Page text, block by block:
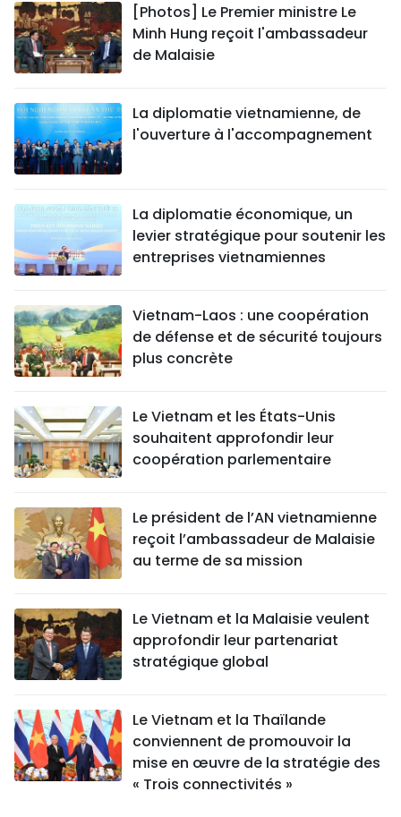
[Photos] Le Premier ministre Le
Minh Hung reçoit l'ambassadeur
de Malaisie
La diplomatie vietnamienne, de
l'ouverture à l'accompagnement
La diplomatie économique, un
levier stratégique pour soutenir les
entreprises vietnamiennes
Vietnam-Laos : une coopération
de défense et de sécurité toujours
plus concrète
Le Vietnam et les États-Unis
souhaitent approfondir leur
coopération parlementaire
Le président de l’AN vietnamienne
reçoit l’ambassadeur de Malaisie
au terme de sa mission
Le Vietnam et la Malaisie veulent
approfondir leur partenariat
stratégique global
Le Vietnam et la Thaïlande
conviennent de promouvoir la
mise en œuvre de la stratégie des
« Trois connectivités »